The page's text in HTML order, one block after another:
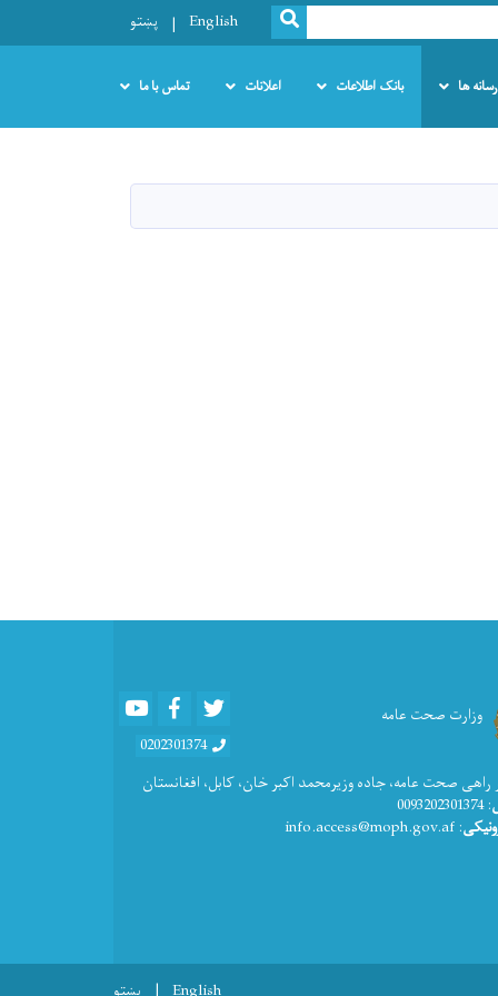
SEARCH
English پښتو
رسانه ها بانک اطلاعات اعلانات تماس با ما
وزارت صحت عامه Youtube Facebook
0202301374
راهی صحت عامه، جاده وزیرمحمد اکبر خان، کابل، افغانستان
: 0093202301374
: info.access@moph.gov.af